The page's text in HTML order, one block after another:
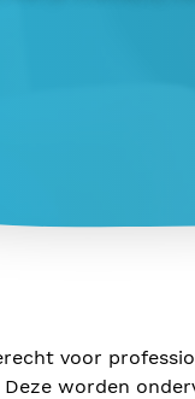
voor
worden